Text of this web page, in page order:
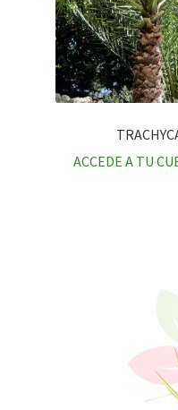
ACCEDE A TU